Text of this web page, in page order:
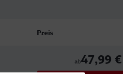
Preis
ab47,99 €